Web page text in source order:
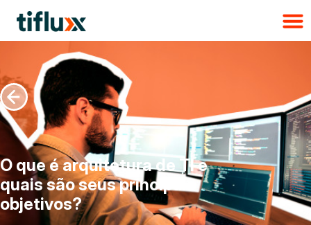
O que é arquitetura de TI e
quais são seus principais
objetivos?